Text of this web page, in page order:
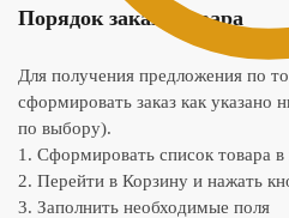
Порядок заказа товара
Для получения предложения по
сформировать заказ как указано
по выбору).
1. Сформировать список товара в
2. Перейти в Корзину и нажать
3. Заполнить необходимые поля